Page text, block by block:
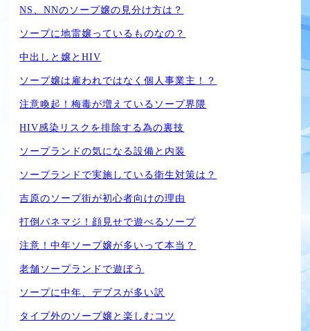
NS、NNのソープ嬢の見分け方は？
ソープに地雷嬢っているものなの？
中出しと嬢とHIV
ソープ嬢は雇われではなく個人事業主！？
注意喚起！梅毒が増えているソープ界隈
HIV感染リスクを排除する為の裏技
ソープランドの気になる設備と内装
ソープランドで実施している衛生対策は？
吉原のソープ街が初心者向けの理由
打倒パネマジ！顔見せで遊べるソープ
注意！中年ソープ嬢が多いって本当？
老舗ソープランドで遊ぼう
ソープに中年、デブスが多い訳
タイプ外のソープ嬢と楽しむコツ